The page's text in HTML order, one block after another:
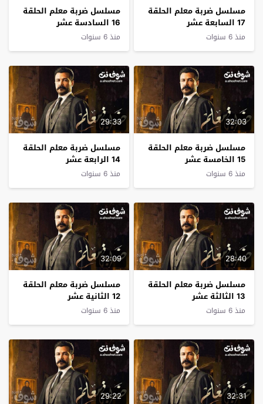
مسلسل ضربة معلم الحلقة
17 السابعة عشر
منذ 6 سنوات
مسلسل ضربة معلم الحلقة
16 السادسة عشر
منذ 6 سنوات
32:03
مسلسل ضربة معلم الحلقة
15 الخامسة عشر
منذ 6 سنوات
29:33
مسلسل ضربة معلم الحلقة
14 الرابعة عشر
منذ 6 سنوات
28:40
مسلسل ضربة معلم الحلقة
13 الثالثة عشر
منذ 6 سنوات
32:09
مسلسل ضربة معلم الحلقة
12 الثانية عشر
منذ 6 سنوات
32:31
29:22